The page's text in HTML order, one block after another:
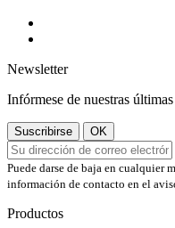
Newsletter
Infórmese de nuestras
Puede darse de baja en cualquier
información de contacto en el
Productos